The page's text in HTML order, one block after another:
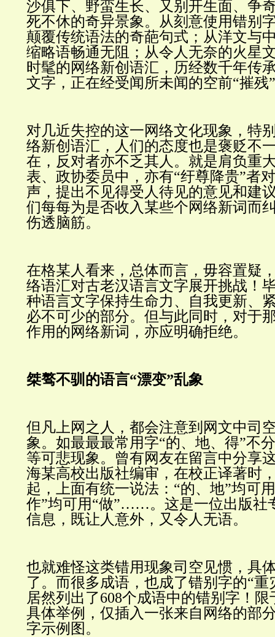
沙俱下、野蛮生长、又别开生面、争
死不休的奇异景象。从刻意使用错别
颠覆传统语法的奇葩句式；从洋文与
缩略语畅通无阻；从令人无奈的火星
时髦的网络新创语汇，历经数千年传
文字，正在经受闻所未闻的空前“摧残
对几近失控的这一网络文化现象，特
络新创语汇，人们的态度也是褒贬不
在，反对者亦不乏其人。就是肩负重
表、政协委员中，亦有“纡尊降贵”者
声，提出不见得受人待见的意见和建
们每每为是否收入某些个网络新词而
伤透脑筋。
在格某人看来，总体而言，毋容置疑
络语汇对古老汉语言文字展开挑战！
种语言文字保持生命力、自我更新、
必不可少的部分。但与此同时，对于
作用的网络新词，亦应明确拒绝。
桀骜不驯的语言“漂变”乱象
但凡上网之人，都会注意到网文中司
象。如最最最常用字“的、地、得”不
等可悲现象。曾有网友在留言中分享
海某高校出版社编审，在校正译著时
起，上面有统一说法：“的、地”均可
作”均可用“做”……。这是一位出版社
信息，既让人意外，又令人无语。
也就难怪这类错用现象司空见惯，具
了。而很多成语，也成了错别字的“重
居然列出了608个成语中的错别字！
具体举例，仅插入一张来自网络的部
字示例图。